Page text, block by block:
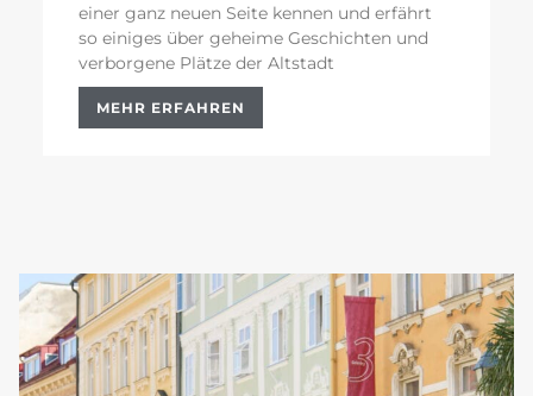
einer ganz neuen Seite kennen und erfährt
so einiges über geheime Geschichten und
verborgene Plätze der Altstadt
MEHR ERFAHREN